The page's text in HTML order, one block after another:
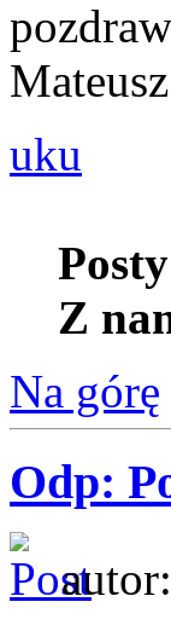
Mateusz
uku
Z
Na górę
Odp:
autor: